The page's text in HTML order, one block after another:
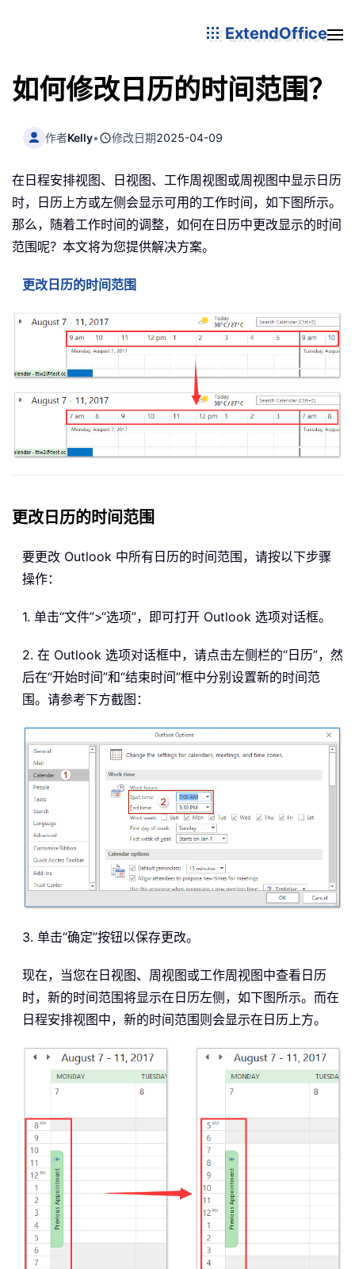
ExtendOffice
如何修改日历的时间范围？
作者Kelly• 修改日期2025-04-09
在日程安排视图、日视图、工作周视图或周视图中显示日历
时，日历上方或左侧会显示可用的工作时间，如下图所示。
那么，随着工作时间的调整，如何在日历中更改显示的时间
范围呢？本文将为您提供解决方案。
更改日历的时间范围
更改日历的时间范围
要更改 Outlook 中所有日历的时间范围，请按以下步骤
操作：
1. 单击“文件”>“选项”，即可打开 Outlook 选项对话框。
2. 在 Outlook 选项对话框中，请点击左侧栏的“日历”，然
后在“开始时间”和“结束时间”框中分别设置新的时间范
围。请参考下方截图：
3. 单击“确定”按钮以保存更改。
现在，当您在日视图、周视图或工作周视图中查看日历
时，新的时间范围将显示在日历左侧，如下图所示。而在
日程安排视图中，新的时间范围则会显示在日历上方。